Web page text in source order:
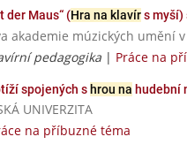
der Maus“ (Hra na klavírs myší)
akademie múzických umění
pedagogika | Práce na
spojených s hrou na hudební
UNIVERZITA
na příbuzné téma